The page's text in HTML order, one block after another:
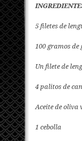
5 filetes de
100 gramos
Un filete de
4 palitos de
Aceite de oliva
1 cebolla